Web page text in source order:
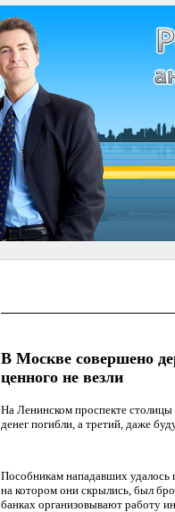
В Москве совершено
ценного не везли
Hа Ленинском проспекте столицы
денег погибли, а третий, даже
Пособникам нападавших удалось
на котором они скрылись, был
банках организовывают работу